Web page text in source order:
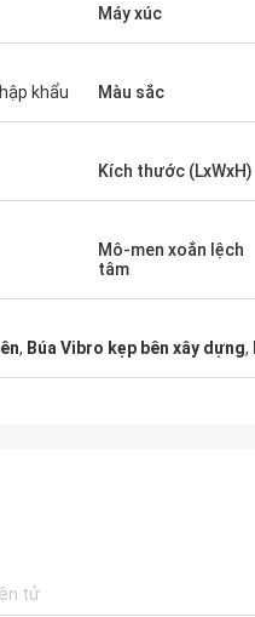
Máy xúc
khẩu Màu sắc
Kích thước (LxWxH)
Mô-men xoắn lệch
tâm
, Búa Vibro kẹp bên xây dựng,